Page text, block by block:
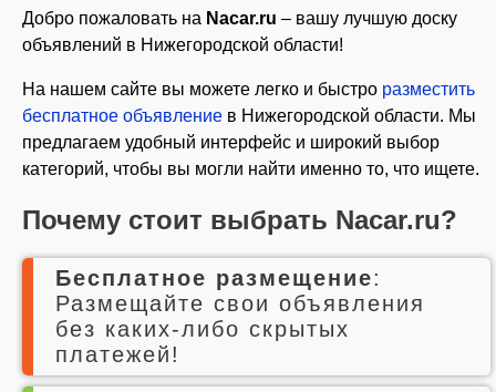
Добро пожаловать на Nacar.ru – вашу лучшую доску
объявлений в Нижегородской области!
На нашем сайте вы можете легко и быстро разместить
бесплатное объявление в Нижегородской области. Мы
предлагаем удобный интерфейс и широкий выбор
категорий, чтобы вы могли найти именно то, что ищете.
Почему стоит выбрать Nacar.ru?
Бесплатное размещение:
Размещайте свои объявления
без каких-либо скрытых
платежей!